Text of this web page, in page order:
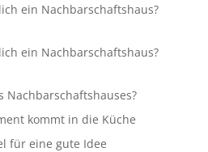
ein Nachbarschaftshaus?
ein Nachbarschaftshaus?
Nachbarschaftshauses?
kommt in die Küche
für eine gute Idee